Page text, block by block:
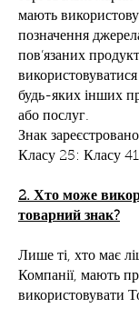
мають
позначення
пов’язаних
будь-яких інших
або послуг.
Знак
Класу 25: Класу
2. Хто може
товарний знак?
Лише ті, хто має
Компанії, мають
використовувати